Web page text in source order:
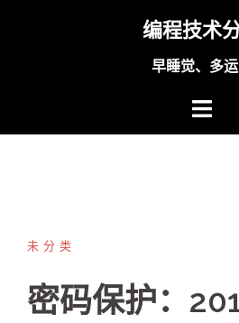
编程技术
早睡觉、多
未分类
密码保护：